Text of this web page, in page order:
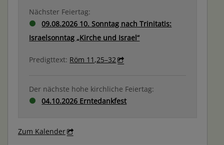
Nächster Feiertag:
09.08.2026 10. Sonntag nach Trinitatis:
Israelsonntag „Kirche und Israel“
Predigttext: Röm 11,25–32
Der nächste hohe kirchliche Feiertag:
04.10.2026 Erntedankfest
Zum Kalender